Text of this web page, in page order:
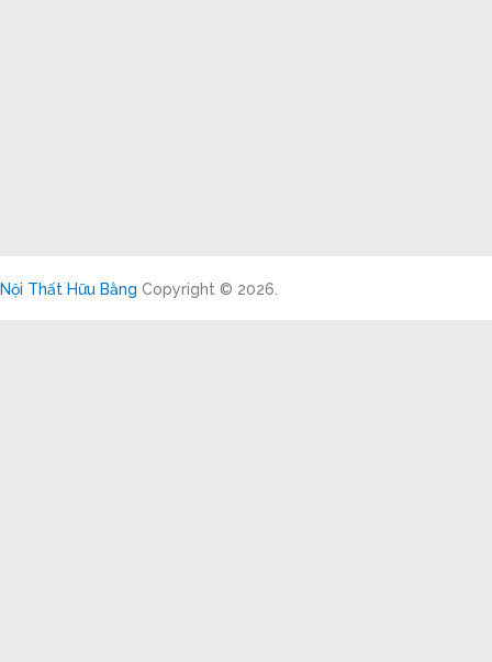
Nội Thất Hữu Bằng Copyright © 2026.